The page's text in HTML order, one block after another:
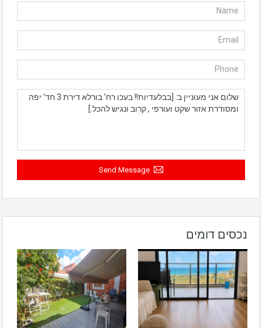
Send Message
נכסים דומים